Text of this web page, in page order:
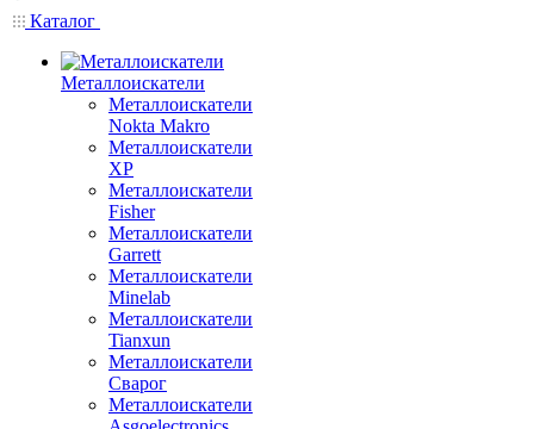
Каталог
Металлоискатели
Металлоискатели
Nokta Makro
Металлоискатели
XP
Металлоискатели
Fisher
Металлоискатели
Garrett
Металлоискатели
Minelab
Металлоискатели
Tianxun
Металлоискатели
Сварог
Металлоискатели